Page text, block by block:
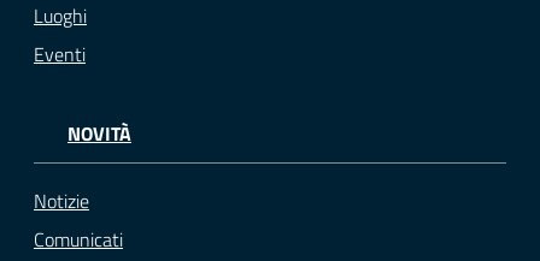
Luoghi
Eventi
NOVITÀ
Notizie
Comunicati